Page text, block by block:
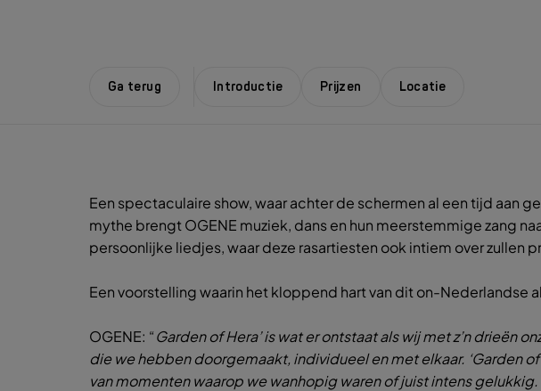
Ga terug Introductie Prijzen Locatie
Een spectaculaire show, waar achter de schermen al een tijd aan
mythe brengt OGENE muziek, dans en hun meerstemmige zang
persoonlijke liedjes, waar deze rasartiesten ook intiem over zullen
Een voorstelling waarin het kloppend hart van dit on-Nederlandse
OGENE: “Garden of Hera’ is wat er ontstaat als wij met z’n
die we hebben doorgemaakt, individueel en met elkaar. ‘Garden
van momenten waarop we wanhopig waren of juist intens